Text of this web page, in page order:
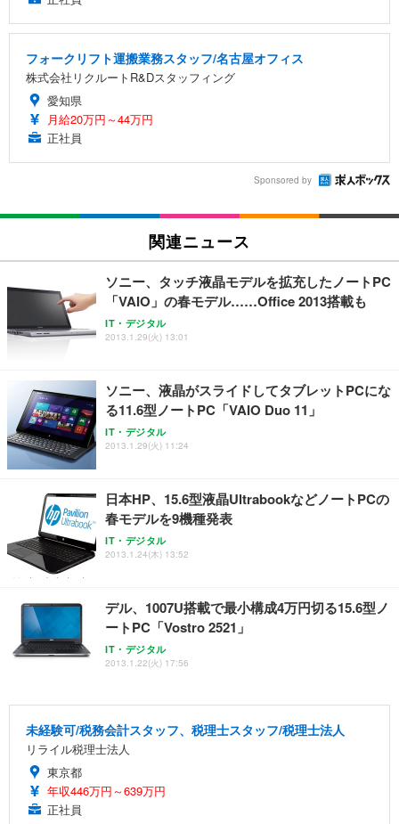
フォークリフト運搬業務スタッフ/名古屋オフィス
株式会社リクルートR&Dスタッフィング
愛知県
月給20万円～44万円
正社員
Sponsored by
関連ニュース
ソニー、タッチ液晶モデルを拡充したノートPC
「VAIO」の春モデル……Office 2013搭載も
IT・デジタル
2013.1.29(火) 13:01
ソニー、液晶がスライドしてタブレットPCにな
る11.6型ノートPC「VAIO Duo 11」
IT・デジタル
2013.1.29(火) 11:24
日本HP、15.6型液晶UltrabookなどノートPCの
春モデルを9機種発表
IT・デジタル
2013.1.24(木) 13:52
デル、1007U搭載で最小構成4万円切る15.6型ノ
ートPC「Vostro 2521」
IT・デジタル
2013.1.22(火) 17:56
未経験可/税務会計スタッフ、税理士スタッフ/税理士法人
リライル税理士法人
東京都
年収446万円～639万円
正社員